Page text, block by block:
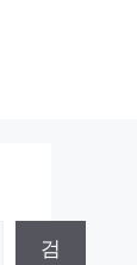
검